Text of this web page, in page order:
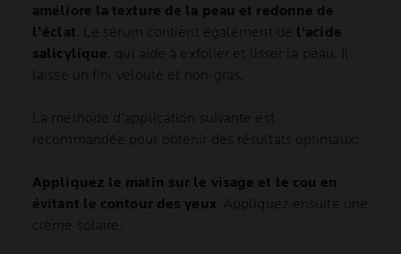
améliore la texture de la peau et redonne de
l’éclat . Le sérum contient également de l'acide
salicylique , qui aide à exfolier et lisser la peau. Il
laisse un fini velouté et non-gras.
La méthode d’application suivante est
recommandée pour obtenir des résultats optimaux:
Appliquez le matin sur le visage et le cou en
évitant le contour des yeux . Appliquez ensuite une
crème solaire.